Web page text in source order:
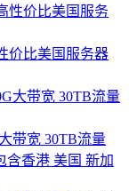
价比美国服务器
带宽 30TB流量